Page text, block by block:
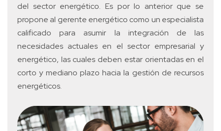
del sector energético. Es por lo anterior que se
propone al gerente energético como un especialista
calificado para asumir la integración de las
necesidades actuales en el sector empresarial y
energético, las cuales deben estar orientadas en el
corto y mediano plazo hacia la gestión de recursos
energéticos.